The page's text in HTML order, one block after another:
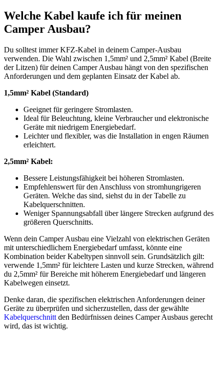
Welche Kabel kaufe ich für meinen
Camper Ausbau?
Du solltest immer KFZ-Kabel in deinem Camper-Ausbau
verwenden. Die Wahl zwischen 1,5mm² und 2,5mm² Kabel (Breite
der Litzen) für deinen Camper Ausbau hängt von den spezifischen
Anforderungen und dem geplanten Einsatz der Kabel ab.
1,5mm² Kabel (Standard)
Geeignet für geringere Stromlasten.
Ideal für Beleuchtung, kleine Verbraucher und elektronische
Geräte mit niedrigem Energiebedarf.
Leichter und flexibler, was die Installation in engen Räumen
erleichtert.
2,5mm² Kabel:
Bessere Leistungsfähigkeit bei höheren Stromlasten.
Empfehlenswert für den Anschluss von stromhungrigeren
Geräten. Welche das sind, siehst du in der Tabelle zu
Kabelquerschnitten.
Weniger Spannungsabfall über längere Strecken aufgrund des
größeren Querschnitts.
Wenn dein Camper Ausbau eine Vielzahl von elektrischen Geräten
mit unterschiedlichem Energiebedarf umfasst, könnte eine
Kombination beider Kabeltypen sinnvoll sein. Grundsätzlich gilt:
verwende 1,5mm² für leichtere Lasten und kurze Strecken, während
du 2,5mm² für Bereiche mit höherem Energiebedarf und längeren
Kabelwegen einsetzt.
Denke daran, die spezifischen elektrischen Anforderungen deiner
Geräte zu überprüfen und sicherzustellen, dass der gewählte
Kabelquerschnitt den Bedürfnissen deines Camper Ausbaus gerecht
wird, das ist wichtig.